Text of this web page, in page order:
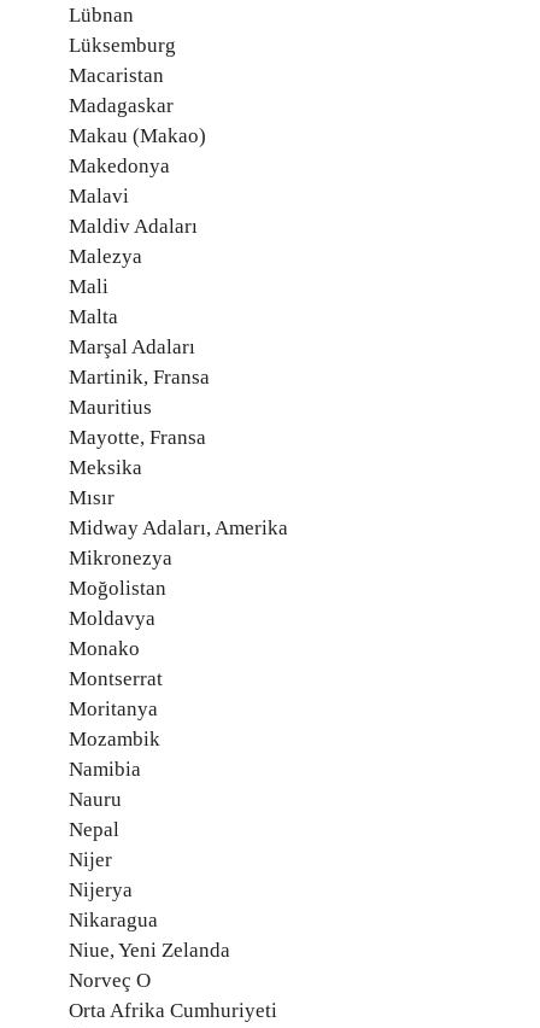
Lübnan
Lüksemburg
Macaristan
Madagaskar
Makau (Makao)
Makedonya
Malavi
Maldiv Adaları
Malezya
Mali
Malta
Marşal Adaları
Martinik, Fransa
Mauritius
Mayotte, Fransa
Meksika
Mısır
Midway Adaları, Amerika
Mikronezya
Moğolistan
Moldavya
Monako
Montserrat
Moritanya
Mozambik
Namibia
Nauru
Nepal
Nijer
Nijerya
Nikaragua
Niue, Yeni Zelanda
Norveç O
Orta Afrika Cumhuriyeti